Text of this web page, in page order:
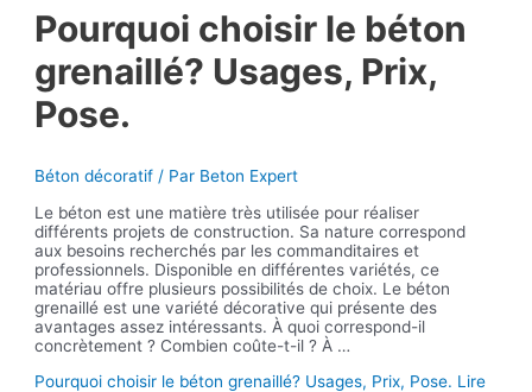
Pourquoi choisir le béton
grenaillé? Usages, Prix,
Pose.
Béton décoratif / Par Beton Expert
Le béton est une matière très utilisée pour réaliser
différents projets de construction. Sa nature correspond
aux besoins recherchés par les commanditaires et
professionnels. Disponible en différentes variétés, ce
matériau offre plusieurs possibilités de choix. Le béton
grenaillé est une variété décorative qui présente des
avantages assez intéressants. À quoi correspond-il
concrètement ? Combien coûte-t-il ? À …
Pourquoi choisir le béton grenaillé? Usages, Prix, Pose. Lire